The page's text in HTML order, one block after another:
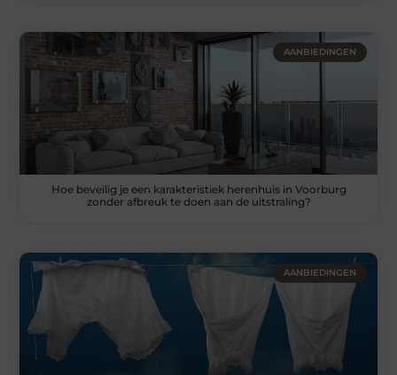
AANBIEDINGEN
Hoe beveilig je een karakteristiek herenhuis in Voorburg
zonder afbreuk te doen aan de uitstraling?
AANBIEDINGEN